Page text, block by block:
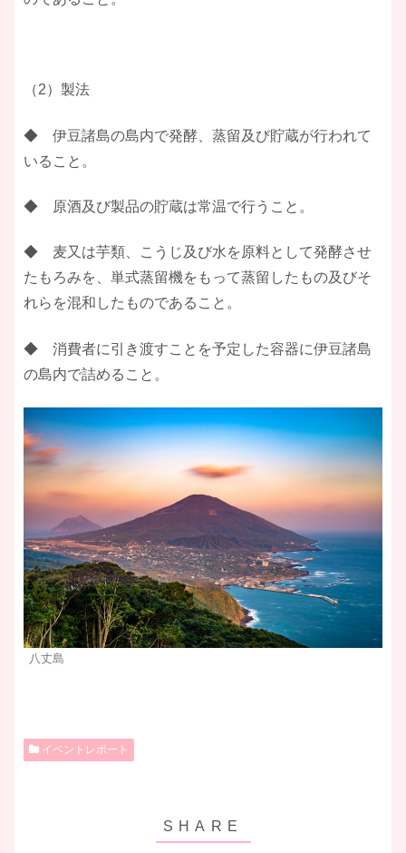
（2）製法
◆ 伊豆諸島の島内で発酵、蒸留及び貯蔵が行われて
いること。
◆ 原酒及び製品の貯蔵は常温で行うこと。
◆ 麦又は芋類、こうじ及び水を原料として発酵させ
たもろみを、単式蒸留機をもって蒸留したもの及びそ
れらを混和したものであること。
◆ 消費者に引き渡すことを予定した容器に伊豆諸島
の島内で詰めること。
八丈島
イベントレポート